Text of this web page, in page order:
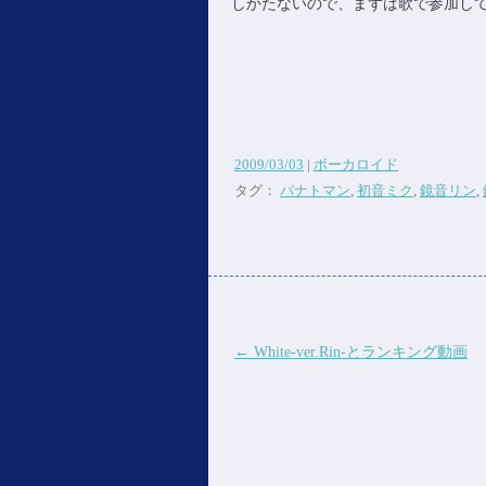
しかたないので、まずは歌で参加
2009/03/03 | ボーカロイド
タグ： バナトマン, 初音ミク , 鏡音リン,
投稿ナビゲーション
← White-ver.Rin-とランキング動画